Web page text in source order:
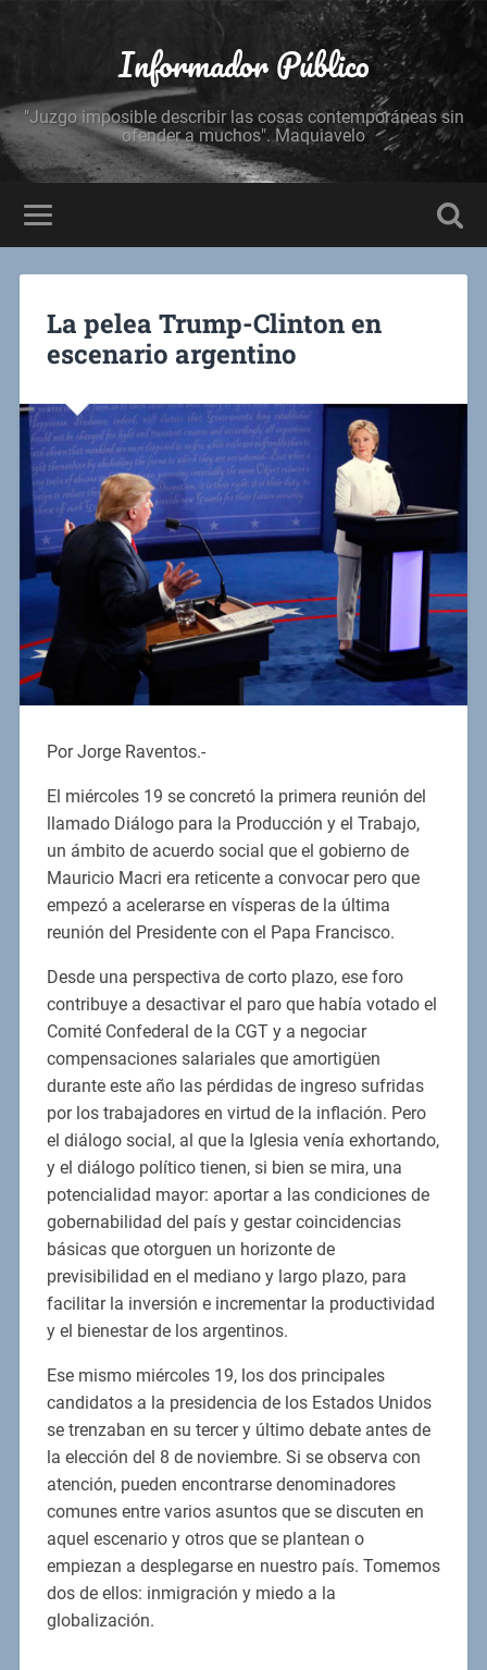
Informador Público
"Juzgo imposible describir las cosas contemporáneas sin
ofender a muchos". Maquiavelo
La pelea Trump-Clinton en
escenario argentino
Por Jorge Raventos.-
El miércoles 19 se concretó la primera reunión del
llamado Diálogo para la Producción y el Trabajo,
un ámbito de acuerdo social que el gobierno de
Mauricio Macri era reticente a convocar pero que
empezó a acelerarse en vísperas de la última
reunión del Presidente con el Papa Francisco.
Desde una perspectiva de corto plazo, ese foro
contribuye a desactivar el paro que había votado el
Comité Confederal de la CGT y a negociar
compensaciones salariales que amortigüen
durante este año las pérdidas de ingreso sufridas
por los trabajadores en virtud de la inflación. Pero
el diálogo social, al que la Iglesia venía exhortando,
y el diálogo político tienen, si bien se mira, una
potencialidad mayor: aportar a las condiciones de
gobernabilidad del país y gestar coincidencias
básicas que otorguen un horizonte de
previsibilidad en el mediano y largo plazo, para
facilitar la inversión e incrementar la productividad
y el bienestar de los argentinos.
Ese mismo miércoles 19, los dos principales
candidatos a la presidencia de los Estados Unidos
se trenzaban en su tercer y último debate antes de
la elección del 8 de noviembre. Si se observa con
atención, pueden encontrarse denominadores
comunes entre varios asuntos que se discuten en
aquel escenario y otros que se plantean o
empiezan a desplegarse en nuestro país. Tomemos
dos de ellos: inmigración y miedo a la
globalización.